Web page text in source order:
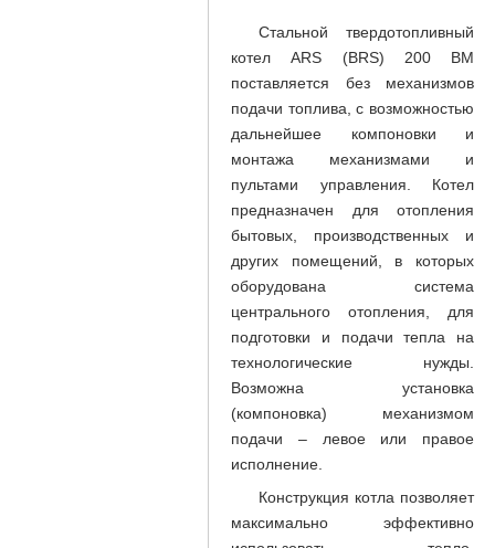
Стальной твердотопливный
котел ARS (BRS) 200 BM
поставляется без механизмов
подачи топлива, с возможностью
дальнейшее компоновки и
монтажа механизмами и
пультами управления. Котел
предназначен для отопления
бытовых, производственных и
других помещений, в которых
оборудована система
центрального отопления, для
подготовки и подачи тепла на
технологические нужды.
Возможна установка
(компоновка) механизмом
подачи – левое или правое
исполнение.
Конструкция котла позволяет
максимально эффективно